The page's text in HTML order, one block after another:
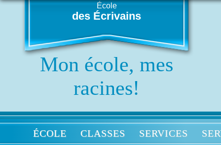
École
des Écrivains
Mon école, mes
racines!
ÉCOLE CLASSES SERVICES